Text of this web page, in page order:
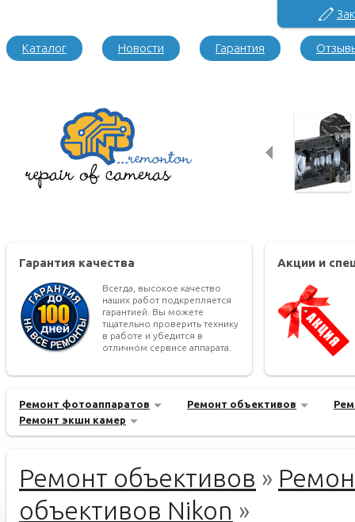
Каталог Новости Гарантия
Гарантия качества
Всегда, высокое качество
наших работ подкрепляется
гарантией. Вы можете
тщательно проверить технику
в работе и убедится в
отличном сервисе аппарата.
Акции и
Ремонт фотоаппаратов Ремонт объективов
Ремонт экшн камер
Ремонт объективов »
объективов Nikon »